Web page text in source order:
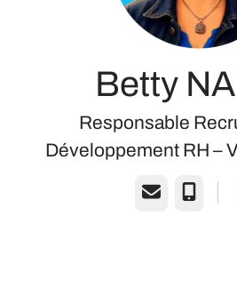
Betty
Responsable
Développement RH –
E-mail